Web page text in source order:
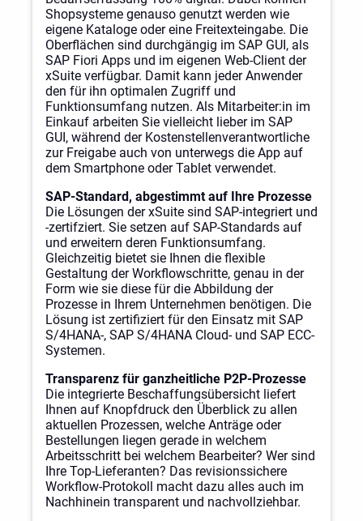
Shopsysteme genauso genutzt werden wie
eigene Kataloge oder eine Freitexteingabe. Die
Oberflächen sind durchgängig im SAP GUI, als
SAP Fiori Apps und im eigenen Web-Client der
xSuite verfügbar. Damit kann jeder Anwender
den für ihn optimalen Zugriff und
Funktionsumfang nutzen. Als Mitarbeiter:in im
Einkauf arbeiten Sie vielleicht lieber im SAP
GUI, während der Kostenstellenverantwortliche
zur Freigabe auch von unterwegs die App auf
dem Smartphone oder Tablet verwendet.
SAP-Standard, abgestimmt auf Ihre Prozesse
Die Lösungen der xSuite sind SAP-integriert und
-zertifziert. Sie setzen auf SAP-Standards auf
und erweitern deren Funktionsumfang.
Gleichzeitig bietet sie Ihnen die flexible
Gestaltung der Workflowschritte, genau in der
Form wie sie diese für die Abbildung der
Prozesse in Ihrem Unternehmen benötigen. Die
Lösung ist zertifiziert für den Einsatz mit SAP
S/4HANA-, SAP S/4HANA Cloud- und SAP ECC-
Systemen.
Transparenz für ganzheitliche P2P-Prozesse
Die integrierte Beschaffungsübersicht liefert
Ihnen auf Knopfdruck den Überblick zu allen
aktuellen Prozessen, welche Anträge oder
Bestellungen liegen gerade in welchem
Arbeitsschritt bei welchem Bearbeiter? Wer sind
Ihre Top-Lieferanten? Das revisionssichere
Workflow-Protokoll macht dazu alles auch im
Nachhinein transparent und nachvollziehbar.